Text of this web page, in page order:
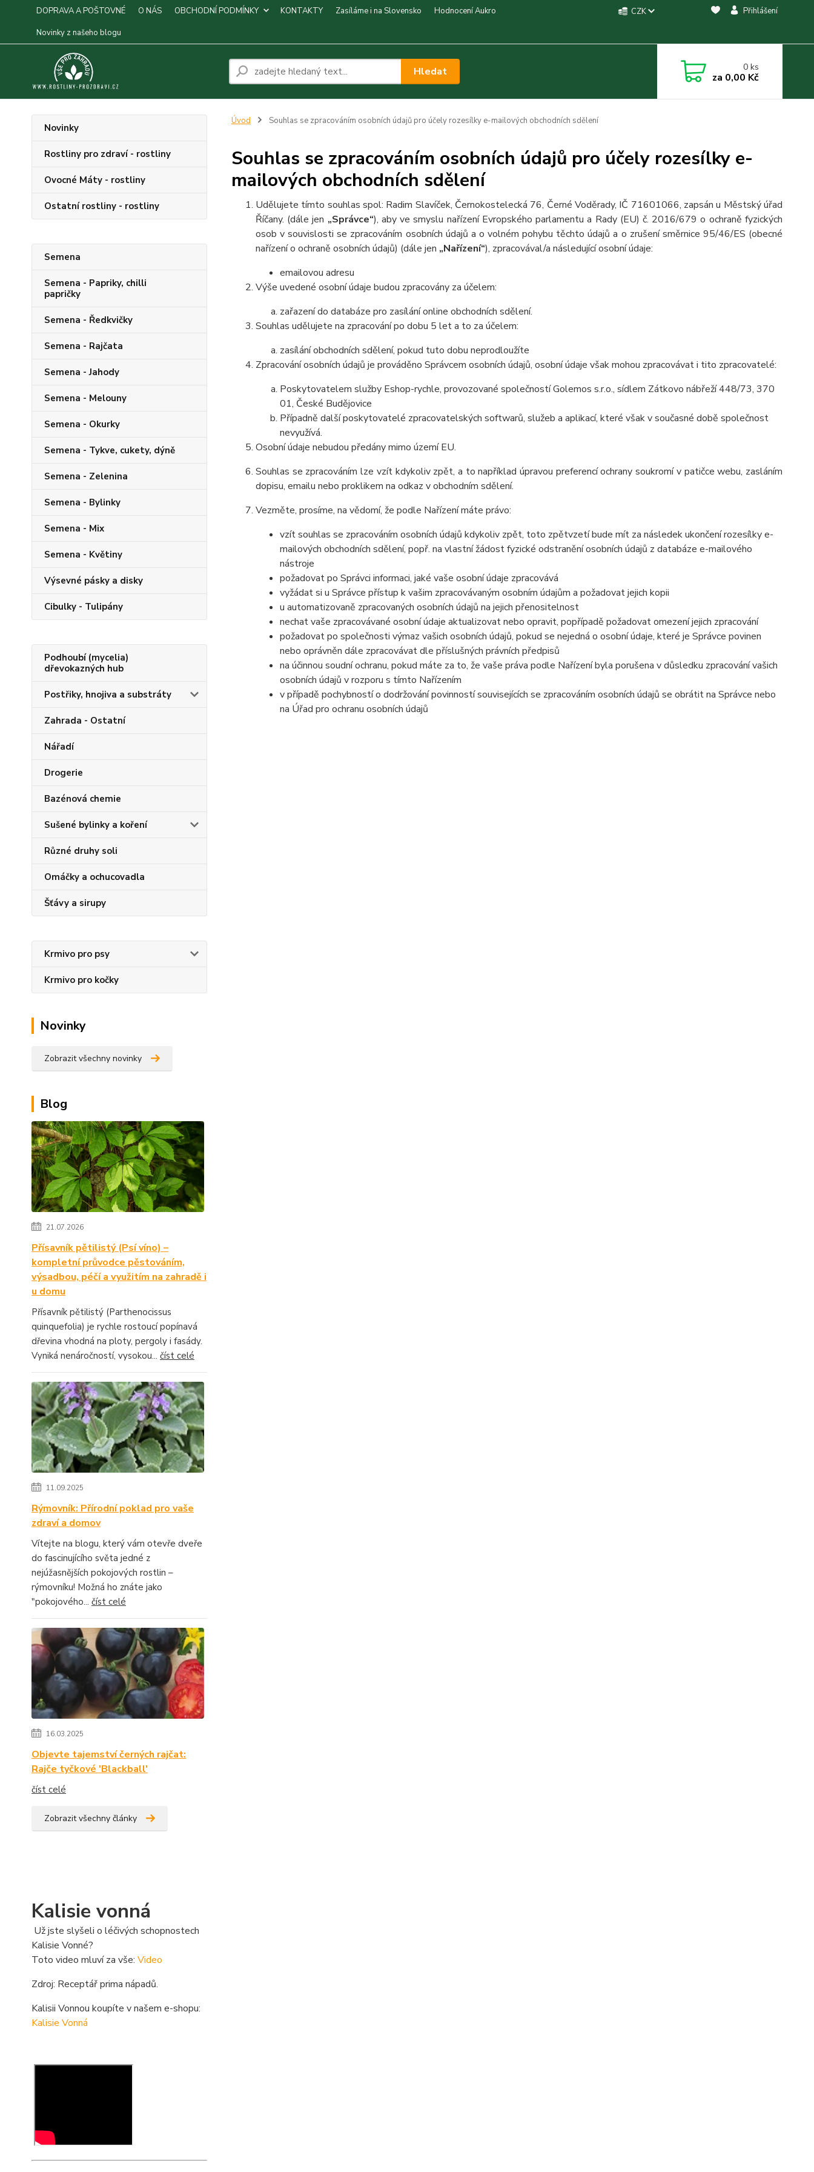
DOPRAVA A POŠTOVNÉ O NÁS OBCHODNÍ PODMÍNKY KONTAKTY Zasíláme i na Slovensko
Hodnocení Aukro
Novinky z našeho blogu
CZK Přihlášení
Hledat 0ks
za 0,00 Kč
Novinky
Rostliny pro zdraví - rostliny
Ovocné Máty - rostliny
Ostatní rostliny - rostliny
Semena
Semena - Papriky, chilli
papričky
Semena - Ředkvičky
Semena - Rajčata
Semena - Jahody
Semena - Melouny
Semena - Okurky
Semena - Tykve, cukety, dýně
Semena - Zelenina
Semena - Bylinky
Semena - Mix
Semena - Květiny
Výsevné pásky a disky
Cibulky - Tulipány
Podhoubí (mycelia)
dřevokazných hub
Postřiky, hnojiva a substráty
Zahrada - Ostatní
Nářadí
Drogerie
Bazénová chemie
Sušené bylinky a koření
Různé druhy soli
Omáčky a ochucovadla
Šťávy a sirupy
Krmivo pro psy
Krmivo pro kočky
Novinky
Zobrazit všechny novinky
Blog
21.07.2026
Přísavník pětilistý (Psí víno) –
kompletní průvodce pěstováním,
výsadbou, péčí a využitím na zahradě i
u domu
Přísavník pětilistý (Parthenocissus
quinquefolia) je rychle rostoucí popínavá
dřevina vhodná na ploty, pergoly i fasády.
Vyniká nenáročností, vysokou... číst celé
11.09.2025
Rýmovník: Přírodní poklad pro vaše
zdraví a domov
Vítejte na blogu, který vám otevře dveře
do fascinujícího světa jedné z
nejúžasnějších pokojových rostlin –
rýmovníku! Možná ho znáte jako
"pokojového... číst celé
16.03.2025
Objevte tajemství černých rajčat:
Rajče tyčkové 'Blackball'
číst celé
Zobrazit všechny články
Kalisie vonná
Už jste slyšeli o léčivých schopnostech
Kalisie Vonné?
Toto video mluví za vše: Video
Zdroj: Receptář prima nápadů.
Kalisii Vonnou koupíte v našem e-shopu:
Kalisie Vonná
Úvod Souhlas se zpracováním osobních údajů pro účely rozesílky e-mailových obchodních sdělení
Souhlas se zpracováním osobních údajů pro účely rozesílky e-
mailových obchodních sdělení
Udělujete tímto souhlas spol: Radim Slavíček, Černokostelecká 76, Černé Voděrady, IČ 71601066, zapsán u Městský úřad
Říčany. (dále jen „Správce“), aby ve smyslu nařízení Evropského parlamentu a Rady (EU) č. 2016/679 o ochraně fyzických
osob v souvislosti se zpracováním osobních údajů a o volném pohybu těchto údajů a o zrušení směrnice 95/46/ES (obecné
nařízení o ochraně osobních údajů) (dále jen „Nařízení“), zpracovával/a následující osobní údaje:
emailovou adresu
Výše uvedené osobní údaje budou zpracovány za účelem:
zařazení do databáze pro zasílání online obchodních sdělení.
Souhlas udělujete na zpracování po dobu 5 let a to za účelem:
zasílání obchodních sdělení, pokud tuto dobu neprodloužíte
Zpracování osobních údajů je prováděno Správcem osobních údajů, osobní údaje však mohou zpracovávat i tito zpracovatelé:
Poskytovatelem služby Eshop-rychle, provozované společností Golemos s.r.o., sídlem Zátkovo nábřeží 448/73, 370
01, České Budějovice
Případně další poskytovatelé zpracovatelských softwarů, služeb a aplikací, které však v současné době společnost
nevyužívá.
Osobní údaje nebudou předány mimo území EU.
Souhlas se zpracováním lze vzít kdykoliv zpět, a to například úpravou preferencí ochrany soukromí v patičce webu, zasláním
dopisu, emailu nebo proklikem na odkaz v obchodním sdělení.
Vezměte, prosíme, na vědomí, že podle Nařízení máte právo:
vzít souhlas se zpracováním osobních údajů kdykoliv zpět, toto zpětvzetí bude mít za následek ukončení rozesílky e-
mailových obchodních sdělení, popř. na vlastní žádost fyzické odstranění osobních údajů z databáze e-mailového
nástroje
požadovat po Správci informaci, jaké vaše osobní údaje zpracovává
vyžádat si u Správce přístup k vašim zpracovávaným osobním údajům a požadovat jejich kopii
u automatizovaně zpracovaných osobních údajů na jejich přenositelnost
nechat vaše zpracovávané osobní údaje aktualizovat nebo opravit, popřípadě požadovat omezení jejich zpracování
požadovat po společnosti výmaz vašich osobních údajů, pokud se nejedná o osobní údaje, které je Správce povinen
nebo oprávněn dále zpracovávat dle příslušných právních předpisů
na účinnou soudní ochranu, pokud máte za to, že vaše práva podle Nařízení byla porušena v důsledku zpracování vašich
osobních údajů v rozporu s tímto Nařízením
v případě pochybností o dodržování povinností souvisejících se zpracováním osobních údajů se obrátit na Správce nebo
na Úřad pro ochranu osobních údajů